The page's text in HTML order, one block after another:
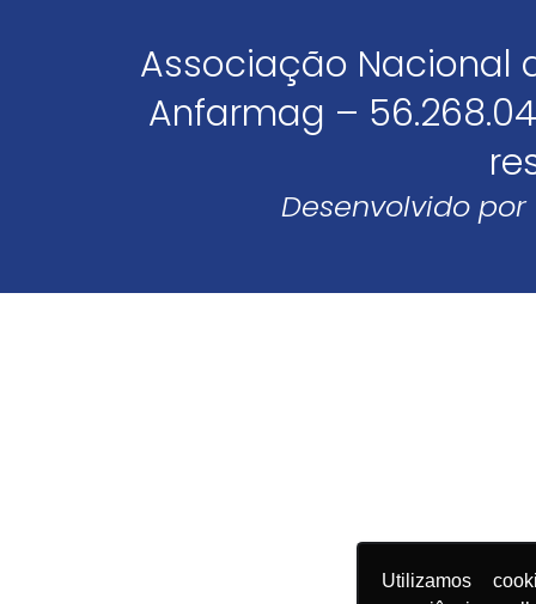
Utilizamos
Associação Nacional
Anfarmag –
Desenvolvido por